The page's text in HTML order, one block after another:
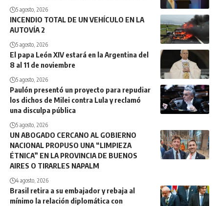
5 agosto, 2026
INCENDIO TOTAL DE UN VEHÍCULO EN LA
AUTOVÍA 2
5 agosto, 2026
El papa León XIV estará en la Argentina del
8 al 11 de noviembre
5 agosto, 2026
Paulón presentó un proyecto para repudiar
los dichos de Milei contra Lula y reclamó
una disculpa pública
5 agosto, 2026
UN ABOGADO CERCANO AL GOBIERNO
NACIONAL PROPUSO UNA “LIMPIEZA
ÉTNICA” EN LA PROVINCIA DE BUENOS
AIRES O TIRARLES NAPALM
4 agosto, 2026
Brasil retira a su embajador y rebaja al
mínimo la relación diplomática con